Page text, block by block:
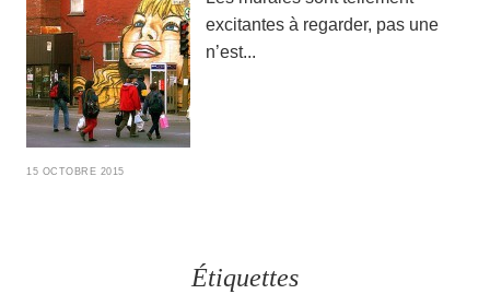
15 OCTOBRE 2015
excitantes à regarder, pas une
n’est...
Étiquettes